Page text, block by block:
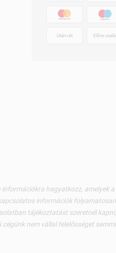
Utánvét Előre
hagyatkozz, amelyek
információk
tájékoztatást szeretnél
nem vállal felelősséget